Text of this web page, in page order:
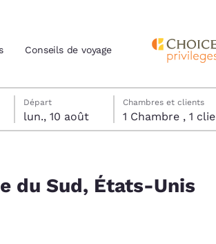
Conseils de voyage
Départ
lun., 10 août
de départ sélectionnée
d’arrivée sélectionnée
Chambres et clients
1 Chambre ,
du Sud, États-Unis